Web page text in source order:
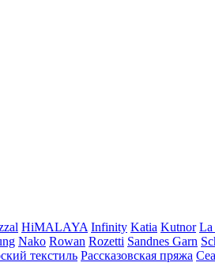
HiMALAYA Infinity Katia Kutnor La
Nako Rowan Rozetti Sandnes Garn
текстиль Рассказовская пряжа